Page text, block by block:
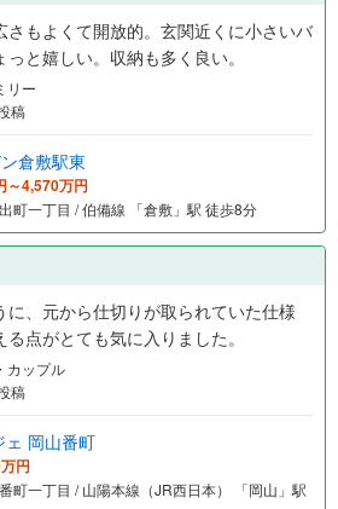
さもよくて開放的。玄関近くに小さいバ
と嬉しい。収納も多く良い。
リー
稿
倉敷駅東
4,570万円
町一丁目 / 伯備線 「倉敷」駅 徒歩8分
、元から仕切りが取られていた仕様
点がとても気に入りました。
カップル
稿
ェ 岡山番町
円
町一丁目 / 山陽本線（JR西日本） 「岡山」駅